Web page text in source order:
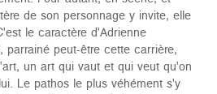
de son personnage y invite, elle
le caractère d'Adrienne
parrainé peut-être cette carrière,
un art qui vaut et qui veut qu'on
Le pathos le plus véhément s'y